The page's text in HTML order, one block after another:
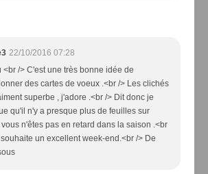
22/10/2016 07:28
<br /> C'est une très bonne idée de
des cartes de voeux .<br /> Les clichés
superbe , j'adore .<br /> Dit donc je
qu'il n'y a presque plus de feuilles sur
n'êtes pas en retard dans la saison .<br
un excellent week-end.<br /> De